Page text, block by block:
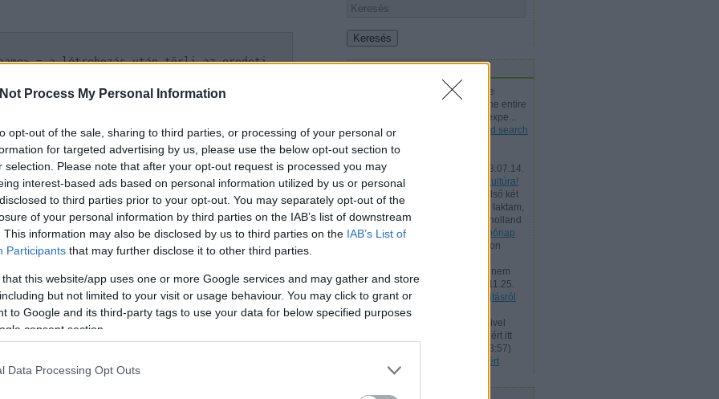
Process My Personal Information
opt-out of the sale, sharing to third parties, or processing of your personal or
for targeted advertising by us, please use the below opt-out section to
selection. Please note that after your opt-out request is processed you may
interest-based ads based on personal information utilized by us or personal
to third parties prior to your opt-out. You may separately opt-out of the
of your personal information by third parties on the IAB’s list of downstream
This information may also be disclosed by us to third parties on the IAB’s List of
Participants that may further disclose it to other third parties.
that this website/app uses one or more Google services and may gather and store
but not limited to your visit or usage behaviour. You may click to grant or
to Google and its third-party tags to use your data for below specified purposes
consent section.
Data Processing Opt Outs
Friss topikok
Without going into the
technical details, or reading the entire
post, I must say that from my expe...
(2014.10.29. 19:13
Federated search
engine of European Poetical
databases
nemzetikonyvtar:
2013.07.14.
11:32) #AllezCulture - Hajrá kultúra!
kirunews:
@nevergone: Az első két
hónapban egy üres lakásban laktam,
még teát sem tudtam főzni. A holland
sz... (2012.09.04. 22:37
Két hónap
Kedves Kiru, nagyon
"meglehetősen szubjektív, és nem
tényekre, hanem vél...
2011.11.25.
14:45) KIT-kérdés az elbocsájtásról
Kalcsó Gyula:
hivatkoztam erre a posztra. Mivel
elfelejtettem trackbackelni, ezért itt
2011.08.02. 23:57)
Kiáltvány digitális bölcsészetért
= a létrehozás után törli az eredeti
megjelenítése
de nem tömörít. A tömörítő kapcsolók: